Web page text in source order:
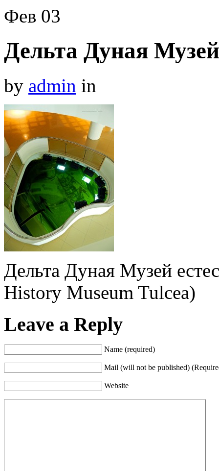
Фев 03
Дельта Дуная
by admin in
Дельта Дуная Музей
History Museum Tulcea)
Leave a Reply
Name (required)
Mail (will not be published)
Website